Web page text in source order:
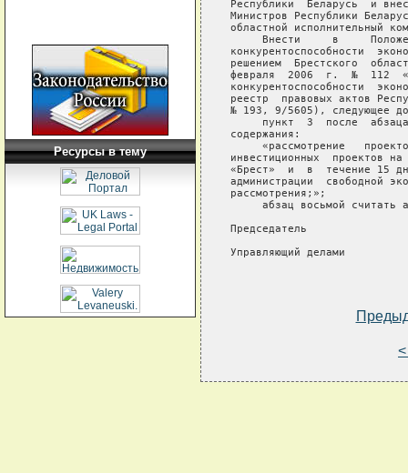
Ресурсы в тему
Республики  Беларусь  и
Министров Республики
областной исполнительный
Внести     в
конкурентоспособности
решением  Брестского
февраля  2006  г.  №  112
конкурентоспособности
реестр  правовых актов
№ 193, 9/5605), следующее
пункт  3  после
содержания:
«рассмотрение
инвестиционных  проектов
«Брест»  и  в  течение 15
администрации  свободной
рассмотрения;»;
абзац восьмой считать
Председатель
Управляющий делами